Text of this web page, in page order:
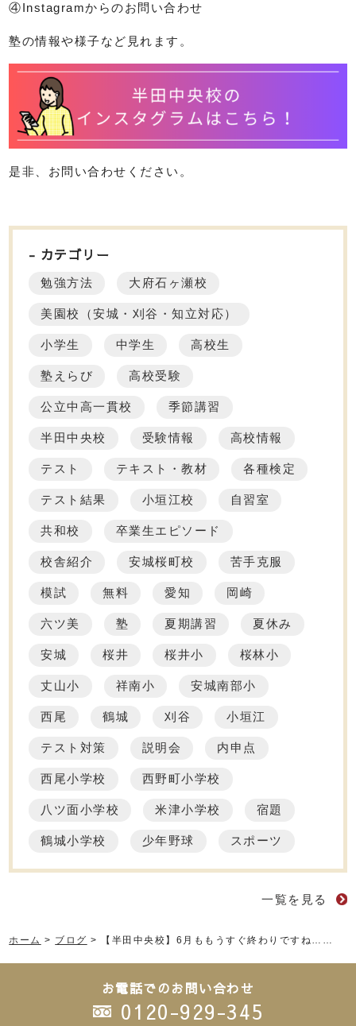
④Instagramからのお問い合わせ
塾の情報や様子など見れます。
是非、お問い合わせください。
カテゴリー
勉強方法 大府石ヶ瀬校
美園校（安城・刈谷・知立対応）
小学生 中学生 高校生
塾えらび 高校受験
公立中高一貫校 季節講習
半田中央校 受験情報 高校情報
テスト テキスト・教材 各種検定
テスト結果 小垣江校 自習室
共和校 卒業生エピソード
校舎紹介 安城桜町校 苦手克服
模試 無料 愛知 岡崎
六ツ美 塾 夏期講習 夏休み
安城 桜井 桜井小 桜林小
丈山小 祥南小 安城南部小
西尾 鶴城 刈谷 小垣江
テスト対策 説明会 内申点
西尾小学校 西野町小学校
八ツ面小学校 米津小学校 宿題
鶴城小学校 少年野球 スポーツ
一覧を見る
ホーム > ブログ > 【半田中央校】6月ももうすぐ終わりですね……
お電話でのお問い合わせ
0120-929-345